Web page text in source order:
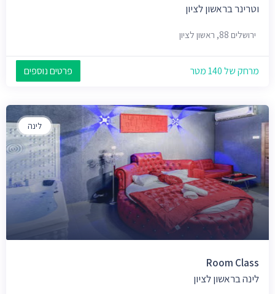
וטרינר בראשון לציון
ירושלים 88, ראשון לציון
מרחק של 140 מטר פרטים נוספים
לינה
Room Class
לינה בראשון לציון